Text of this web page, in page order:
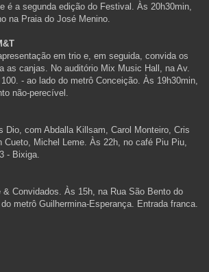
é a segunda edição do Festival. Às 20h30min,
na Praia do José Menino.
em trio e, em seguida, convida os
as canjas. No auditório Mix Music Hall, na Av.
- ao lado do metrô Conceição. Às 19h30min,
não-perecível.
Dio, com Abdalla Killsam, Carol Monteiro, Cris
Cueto, Michel Leme. Às 22h, no café Piu Piu,
- Bixiga.
Convidados. Às 15h, na Rua São Bento do
metrô Guilhermina-Esperança. Entrada franca.